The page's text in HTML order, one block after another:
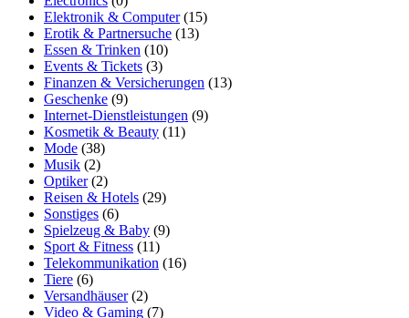
Elektronik & Computer(15)
Erotik & Partnersuche (13)
Essen & Trinken (10)
Events & Tickets (3)
Finanzen & Versicherungen (13)
Geschenke (9)
Internet-Dienstleistungen (9)
Kosmetik & Beauty (11)
Mode (38)
Musik (2)
Optiker(2)
Reisen & Hotels (29)
Sonstiges (6)
Spielzeug & Baby (9)
Sport & Fitness (11)
Telekommunikation (16)
Tiere (6)
Versandhäuser(2)
Video & Gaming (7)